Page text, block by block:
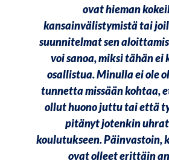
ovat hieman
kansainvälistymistä tai
suunnitelmat sen
voi sanoa, miksi tähän
osallistua. Minulla ei ole
tunnetta missään kohtaa,
ollut huono juttu tai että
pitänyt jotenkin
koulutukseen. Päinvastoin,
ovat olleet erittäin